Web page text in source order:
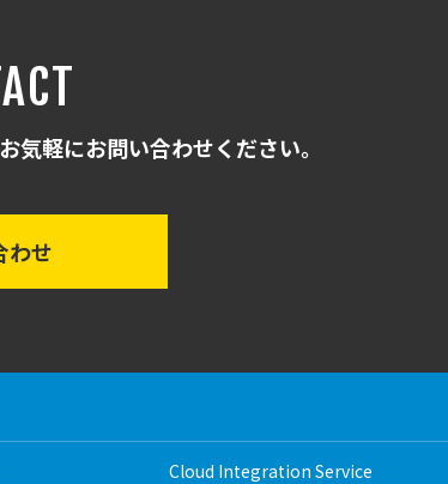
気軽にお問い合わせください。
わせ
Cloud Integration Service